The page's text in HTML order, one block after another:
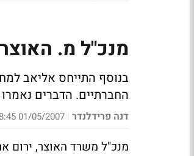
מנכ"ל מ.
בנוסף התייחס אליאב
החברתיים. הדברים
דנה פרידלנדר |
01/05/2007 18:45
מנכ"ל משרד האוצר, ירום